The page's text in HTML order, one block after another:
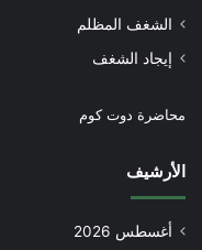
الشغف المظلم
إيجاد الشغف
محاضرة دوت كوم
الأرشيف
أغسطس 2026